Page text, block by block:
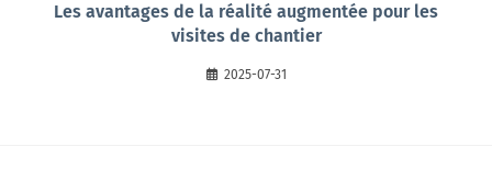
Les avantages de la réalité augmentée pour les
visites de chantier
2025-07-31